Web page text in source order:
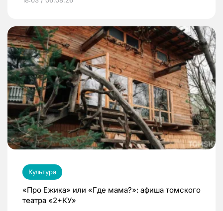
Культура
«Про Ежика» или «Где мама?»: афиша томского
театра «2+КУ»